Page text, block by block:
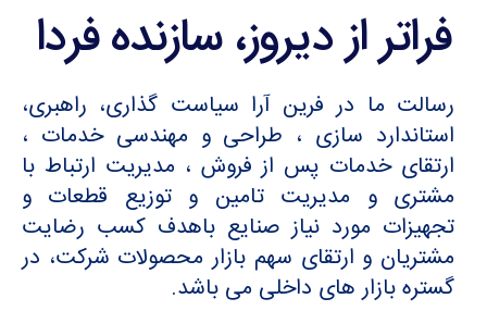
فراتر از دیروز، سازنده فردا
رسالت ما در فرین آرا سیاست گذاری، راهبری،
استاندارد سازی ، طراحی و مهندسی خدمات ،
ارتقای خدمات پس از فروش ، مدیریت ارتباط با
مشتری و مدیریت تامین و توزیع قطعات و
تجهیزات مورد نیاز صنایع باهدف کسب رضایت
مشتریان و ارتقای سهم بازار محصولات شرکت، در
گستره بازار های داخلی می باشد.